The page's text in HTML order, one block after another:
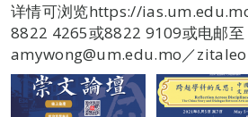
详情可浏览https://
8822 4265或8822 9109或电邮至
amywong@um.edu.mo／